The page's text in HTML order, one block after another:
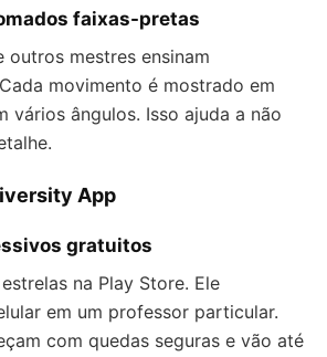
faixas-pretas
outros mestres ensinam
movimento é mostrado em
vários ângulos. Isso ajuda a não
App
gratuitos
na Play Store. Ele
em um professor particular.
com quedas seguras e vão até